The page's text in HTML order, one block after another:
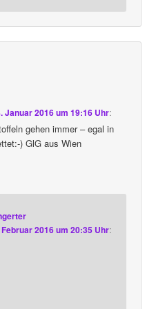
Januar 2016 um 19:16 Uhr:
gehen immer – egal in
) GlG aus Wien
Februar 2016 um 20:35 Uhr: